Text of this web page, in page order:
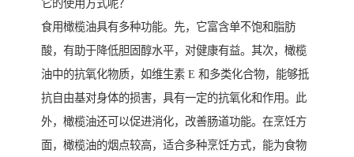
它的使用方式呢？
食用橄榄油具有多种功能。先，它富含单不饱和脂肪
酸，有助于降低胆固醇水平，对健康有益。其次，橄榄
油中的抗氧化物质，如维生素 E 和多类化合物，能够抵
抗自由基对身体的损害，具有一定的抗氧化和作用。此
外，橄榄油还可以促进消化，改善肠道功能。在烹饪方
面，橄榄油的烟点较高，适合多种烹饪方式，能为食物